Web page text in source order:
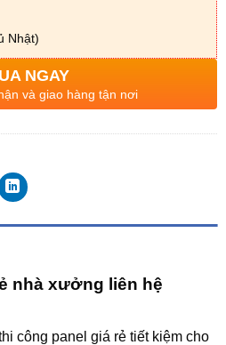
Nhật)
NGAY
và giao hàng tận nơi
nhà xưởng liên hệ
công panel giá rẻ tiết kiệm cho